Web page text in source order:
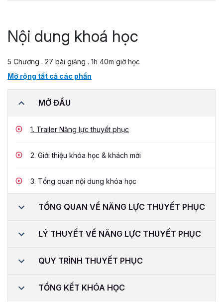
Nội dung khoá học
5 Chương . 27 bài giảng . 1h 40m giờ học
Mở rộng tất cả các phần
MỞ ĐẦU
1. Trailer Năng lực thuyết phục
2. Giới thiệu khóa học & khách mời
3. Tổng quan nội dung khóa học
TỔNG QUAN VỀ NĂNG LỰC THUYẾT PHỤC
LÝ THUYẾT VỀ NĂNG LỰC THUYẾT PHỤC
QUY TRÌNH THUYẾT PHỤC
TỔNG KẾT KHÓA HỌC